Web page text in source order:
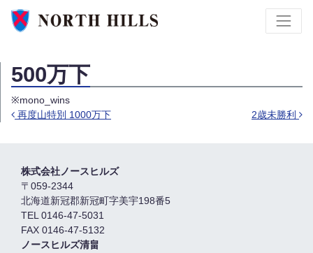
500万下
※mono_wins
再度山特別 1000万下 2歳未勝利
株式会社ノースヒルズ
〒059-2344
北海道新冠郡新冠町字美宇198番5
TEL 0146-47-5031
FAX 0146-47-5132
ノースヒルズ清畠